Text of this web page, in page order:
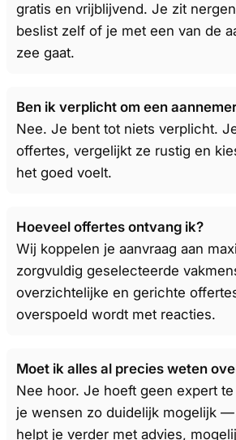
gratis en vrijblijvend. Je zit
beslist zelf of je met een van de
zee gaat.
Ben ik verplicht om een
Nee. Je bent tot niets verplicht.
offertes, vergelijkt ze rustig en
het goed voelt.
Hoeveel offertes ontvang ik?
Wij koppelen je aanvraag aan
zorgvuldig geselecteerde
overzichtelijke en gerichte
overspoeld wordt met reacties.
Moet ik alles al precies weten
Nee hoor. Je hoeft geen expert
je wensen zo duidelijk mogelijk
helpt je verder met advies,